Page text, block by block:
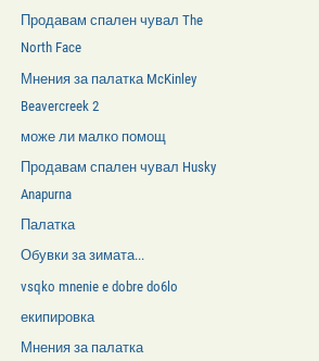
Продавам спален чувал The
North Face
Мнения за палатка McKinley
Beavercreek 2
може ли малко помощ
Продавам спален чувал Husky
Anapurna
Палатка
Обувки за зимата...
vsqko mnenie e dobre do6lo
екипировка
Мнения за палатка